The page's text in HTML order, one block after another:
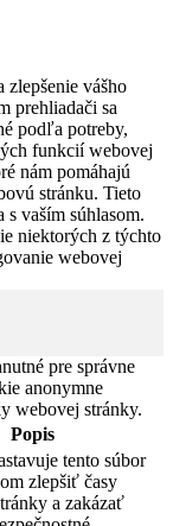
zlepšenie vášho
prehliadači sa
podľa potreby,
funkcií webovej
nám pomáhajú
stránku. Tieto
vaším súhlasom.
niektorých z týchto
webovej
pre správne
anonymne
webovej stránky.
Popis
tento súbor
zlepšiť časy
a zakázať